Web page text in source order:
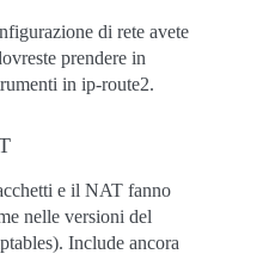
di rete avete
prendere in
in ip-route2.
e il NAT fanno
nelle versioni del
Include ancora